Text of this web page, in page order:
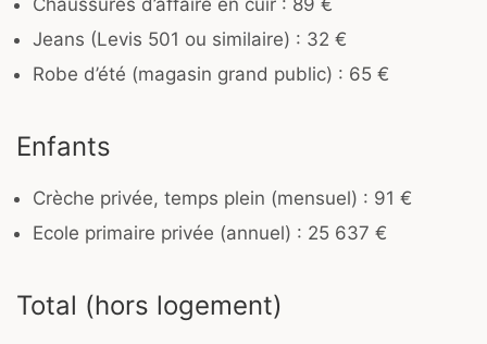
Jeans (Levis 501 ou similaire) : 32 €
Robe d’été (magasin grand public) : 65 €
Enfants
Crèche privée, temps plein (mensuel) : 91 €
Ecole primaire privée (annuel) : 25 637 €
Total (hors logement)